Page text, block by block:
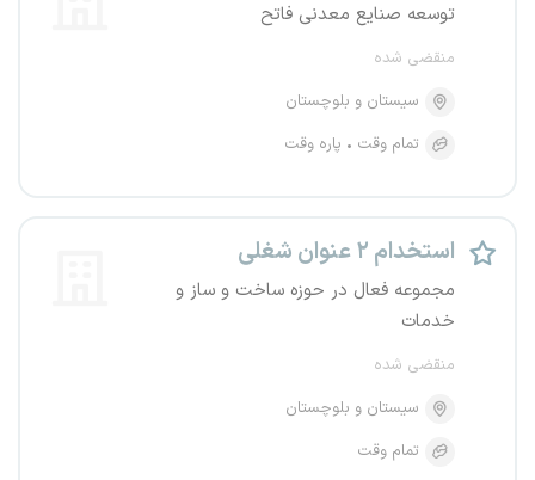
توسعه صنایع معدنی فاتح
منقضی شده
سیستان و بلوچستان
تمام وقت
پاره وقت
استخدام ۲ عنوان شغلی
مجموعه فعال در حوزه ساخت و ساز و
خدمات
منقضی شده
سیستان و بلوچستان
تمام وقت